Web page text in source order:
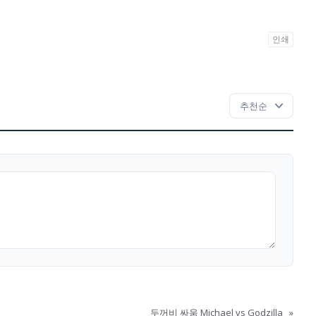
인쇄
두꺼비 싸움 Michael vs Godzilla »